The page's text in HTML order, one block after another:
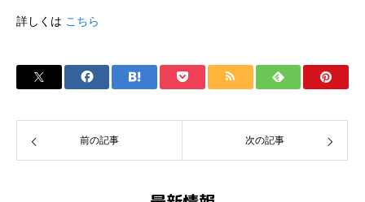
詳しくは こちら
前の記事 次の記事